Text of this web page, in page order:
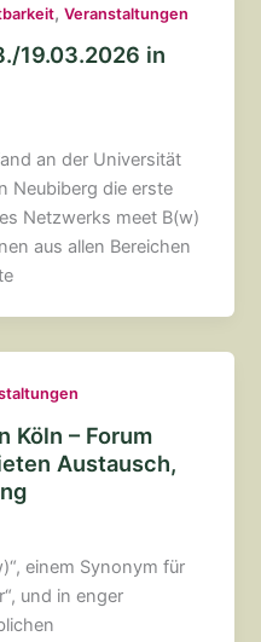
,Veranstaltungen
19.03.2026 in
an der Universität
Neubiberg die erste
Netzwerks meet B(w)
aus allen Bereichen
Köln – Forum
Austausch,
einem Synonym für
und in enger